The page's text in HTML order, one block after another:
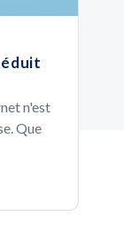
n'est
Que